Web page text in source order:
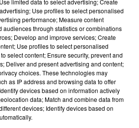
- Gagnez vos entrées
l'un des zoos de nos
!
Vacances - Gagnez
séjour en famille au cœur
Use profiles to select personalised
performance; Measure content
audiences through statistics or combinations
Develop and improve services; Create
Use profiles to select personalised
select content; Ensure security, prevent and
Deliver and present advertising and content;
choices. These technologies may
as IP address and browsing data to offer
devices based on information actively
data; Match and combine data from
devices; Identify devices based on